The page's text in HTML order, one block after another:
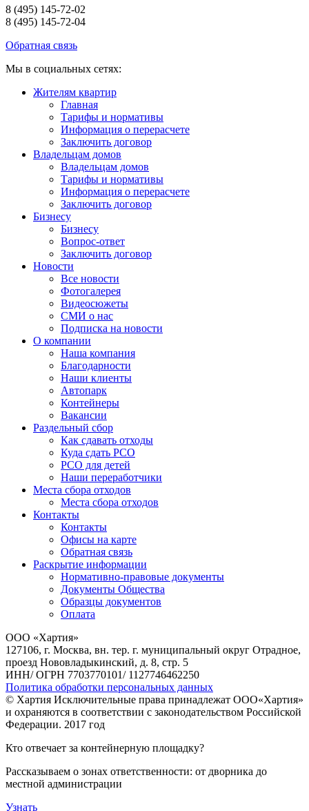
8 (495) 145-72-02
8 (495) 145-72-04
Обратная связь
Мы в социальных сетях:
Жителям квартир
Главная
Тарифы и нормативы
Информация о перерасчете
Заключить договор
Владельцам домов
Владельцам домов
Тарифы и нормативы
Информация о перерасчете
Заключить договор
Бизнесу
Бизнесу
Вопрос-ответ
Заключить договор
Новости
Все новости
Фотогалерея
Видеосюжеты
СМИ о нас
Подписка на новости
О компании
Наша компания
Благодарности
Наши клиенты
Автопарк
Контейнеры
Вакансии
Раздельный сбор
Как сдавать отходы
Куда сдать РСО
РСО для детей
Наши переработчики
Места сбора отходов
Места сбора отходов
Контакты
Контакты
Офисы на карте
Обратная связь
Раскрытие информации
Нормативно-правовые документы
Документы Общества
Образцы документов
Оплата
ООО «Хартия»
127106, г. Москва, вн. тер. г. муниципальный округ Отрадное,
проезд Нововладыкинский, д. 8, стр. 5
ИНН/ ОГРН 7703770101/ 1127746462250
Политика обработки персональных данных
© Хартия Исключительные права принадлежат ООО«Хартия»
и охраняются в соответствии с законодательством Российской
Федерации. 2017 год
Кто отвечает за контейнерную площадку?
Рассказываем о зонах ответственности: от дворника до
местной администрации
Узнать